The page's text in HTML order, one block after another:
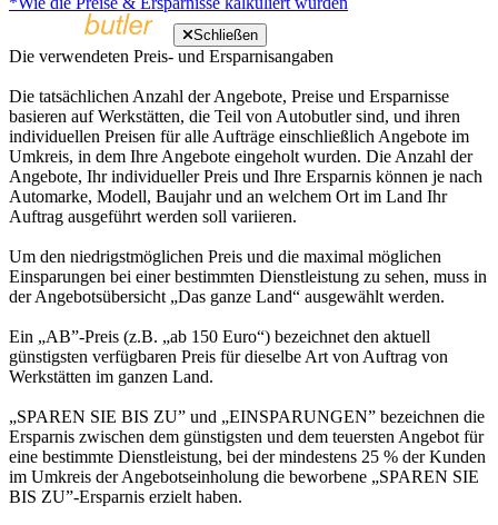
Schließen
Die verwendeten Preis- und Ersparnisangaben
Die tatsächlichen Anzahl der Angebote, Preise und Ersparnisse
basieren auf Werkstätten, die Teil von Autobutler sind, und ihren
individuellen Preisen für alle Aufträge einschließlich Angebote im
Umkreis, in dem Ihre Angebote eingeholt wurden. Die Anzahl der
Angebote, Ihr individueller Preis und Ihre Ersparnis können je nach
Automarke, Modell, Baujahr und an welchem Ort im Land Ihr
Auftrag ausgeführt werden soll variieren.
Um den niedrigstmöglichen Preis und die maximal möglichen
Einsparungen bei einer bestimmten Dienstleistung zu sehen, muss in
der Angebotsübersicht „Das ganze Land“ ausgewählt werden.
Ein „AB”-Preis (z.B. „ab 150 Euro“) bezeichnet den aktuell
günstigsten verfügbaren Preis für dieselbe Art von Auftrag von
Werkstätten im ganzen Land.
„SPAREN SIE BIS ZU” und „EINSPARUNGEN” bezeichnen die
Ersparnis zwischen dem günstigsten und dem teuersten Angebot für
eine bestimmte Dienstleistung, bei der mindestens 25 % der Kunden
im Umkreis der Angebotseinholung die beworbene „SPAREN SIE
BIS ZU”-Ersparnis erzielt haben.